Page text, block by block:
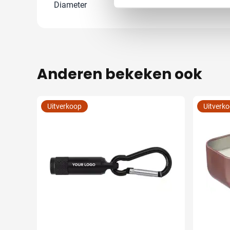
Diameter
Anderen bekeken ook
Uitverkoop